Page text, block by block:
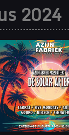
2024